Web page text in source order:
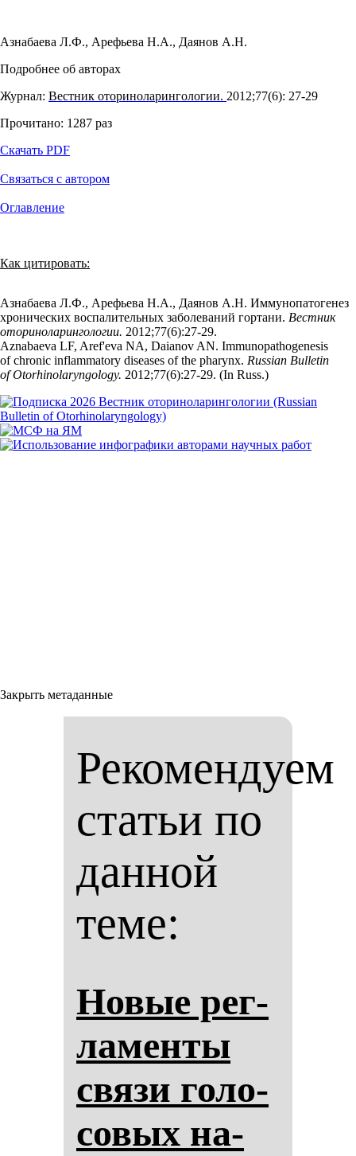
Азнабаева Л.Ф., Арефьева Н.А., Даянов А.Н.
Подробнее об авторах
Журнал: Вестник оториноларингологии. 2012;77(6): 27‑29
Прочитано: 1287 раз
Скачать PDF
Связаться с автором
Оглавление
Как цитировать:
Азнабаева Л.Ф., Арефьева Н.А., Даянов А.Н. Иммунопатогенез
хронических воспалительных заболеваний гортани. Вестник
оториноларингологии. 2012;77(6):27‑29.
Aznabaeva LF, Aref'eva NA, Daianov AN. Immunopathogenesis
of chronic inflammatory diseases of the pharynx. Russian Bulletin
of Otorhinolaryngology. 2012;77(6):27‑29. (In Russ.)
Закрыть метаданные
Рекомендуем
статьи по
данной
теме:
Но­вые рег­
ла­мен­ты
свя­зи го­ло­
со­вых на­